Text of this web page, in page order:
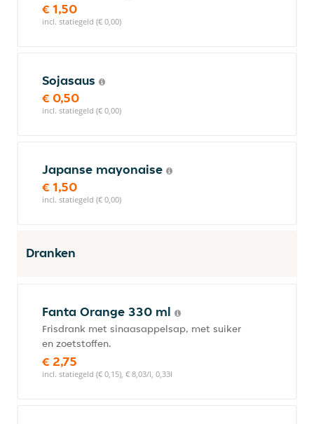
€ 1,50
incl. statiegeld (€ 0,00)
Sojasaus
€ 0,50
incl. statiegeld (€ 0,00)
Japanse mayonaise
€ 1,50
incl. statiegeld (€ 0,00)
Dranken
Fanta Orange 330 ml
Frisdrank met sinaasappelsap, met suiker
en zoetstoffen.
€ 2,75
incl. statiegeld (€ 0,15), € 8,03/l, 0,33l